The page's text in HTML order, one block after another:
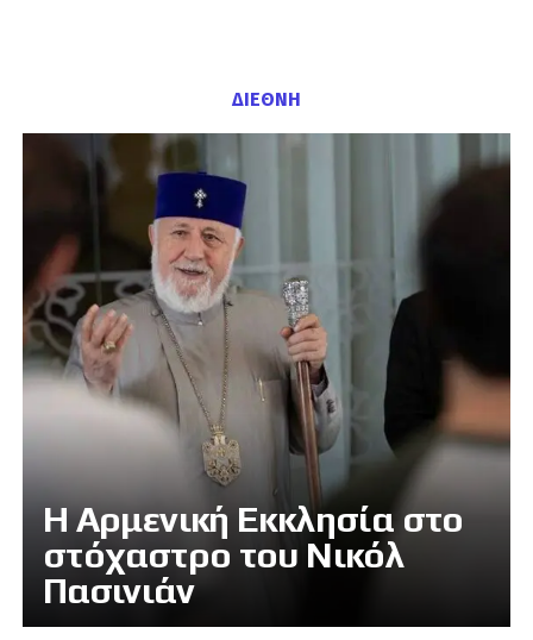
ΔΙΕΘΝΗ
Η Αρμενική Εκκλησία στο
στόχαστρο του Νικόλ
Πασινιάν